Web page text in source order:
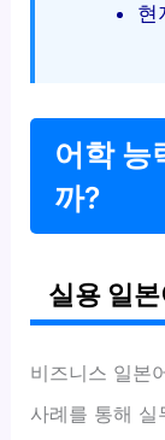
현
어학 능
까?
실용 일
비즈니스 일본
사례를 통해